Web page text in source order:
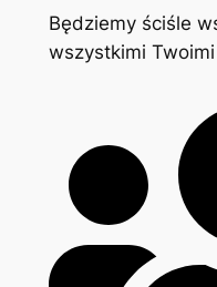
Będziemy ściśle
wszystkimi